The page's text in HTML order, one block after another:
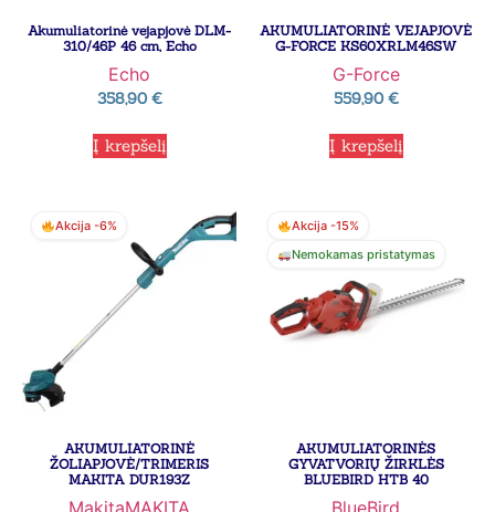
Akumuliatorinė vejapjovė DLM-
310/46P 46 cm, Echo
Echo
358,90€
Į krepšelį
AKUMULIATORINĖ VEJAPJOVĖ
G-FORCE KS60XRLM46SW
G-Force
559,90€
Į krepšelį
Akcija -6%
AKUMULIATORINĖ
ŽOLIAPJOVĖ/TRIMERIS
MAKITA DUR193Z
Akcija -15%
Nemokamas pristatymas
AKUMULIATORINĖS
GYVATVORIŲ ŽIRKLĖS
BLUEBIRD HTB 40